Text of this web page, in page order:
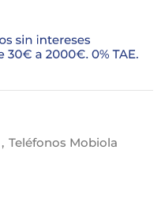
, Teléfonos Mobiola